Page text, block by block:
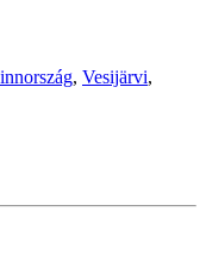
, Vesijärvi,